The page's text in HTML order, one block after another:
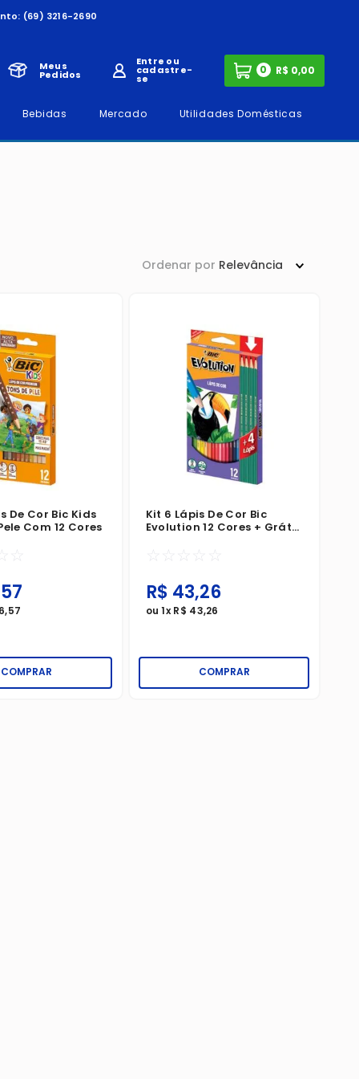
(69) 3216-2690
Meus
Pedidos
Entre ou
cadastre-
se
0
Bebidas Mercado Utilidades Domésticas
Ordenar por Relevância
De Cor Bic Kids
Com 12 Cores
☆
57
,57
COMPRAR
Kit 6 Lápis De Cor Bic
Evolution 12 Cores + Grátis
☆ ☆ ☆ ☆ ☆
R$ 43,26
ou1xR$ 43,26
COMPRAR